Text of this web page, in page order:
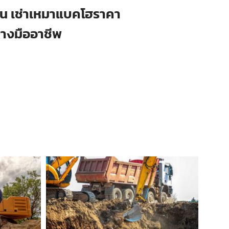
เช่าเหมาแบคโฮราคา
งมืออาชีพ